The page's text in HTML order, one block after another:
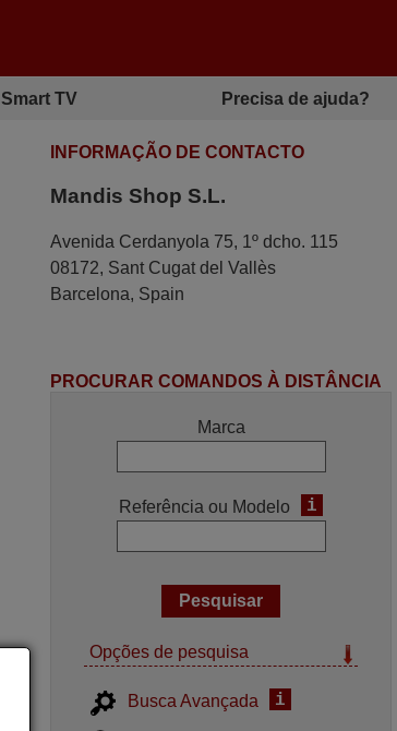
Smart TV Precisa de ajuda?
INFORMAÇÃO DE CONTACTO
Mandis Shop S.L.
Avenida Cerdanyola 75, 1º dcho. 115
08172, Sant Cugat del Vallès
Barcelona, Spain
PROCURAR COMANDOS À DISTÂNCIA
Marca
Referência ou Modelo i
Opções de pesquisa
Busca Avançada i